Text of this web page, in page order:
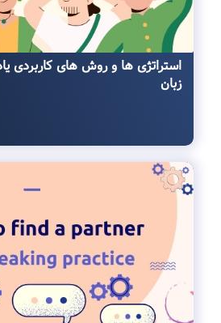
استراتژی ها و روش ‌های کاربردی
زبان